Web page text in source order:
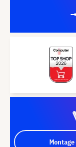
Montage